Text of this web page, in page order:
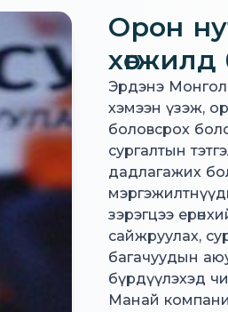
Орон
Эрдэнэ Монгол
хэмээн үзэж,
боловсрох
сургалтын
дадлагажих
зэрэгцээ
сайжруулах,
багачуудын
бүрдүүлэхэд
Манай компани